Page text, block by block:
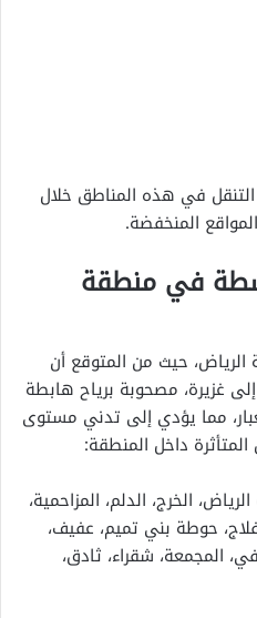
في هذه المناطق خلال
المنخفضة.
في منطقة
حيث من المتوقع أن
غزيرة، مصحوبة برياح هابطة
مما يؤدي إلى تدني مستوى
داخل المنطقة:
الخرج، الدلم، المزاحمية،
حوطة بني تميم، عفيف،
المجمعة، شقراء، ثادق،